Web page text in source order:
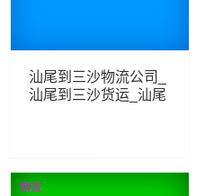
汕尾到三沙物流公司_
汕尾到三沙货运_汕尾
239 查看详细
物流